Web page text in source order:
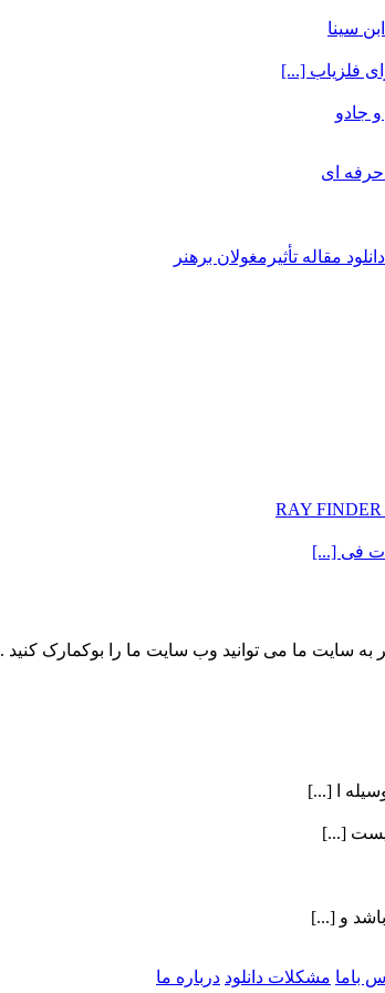
سینا
فلزیاب [...]
جادو
حرفه ای
دانلود مقاله تأثیرمغولان برهنر
فی [...]
سایت ما می توانید وب سایت ما را بوکمارک کنید .
ا [...]
و [...]
باما مشکلات دانلود درباره ما